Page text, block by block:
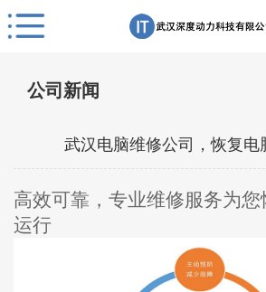
公司新闻
武汉电脑维修公司，恢复电
高效可靠，专业维修服务为您
运行